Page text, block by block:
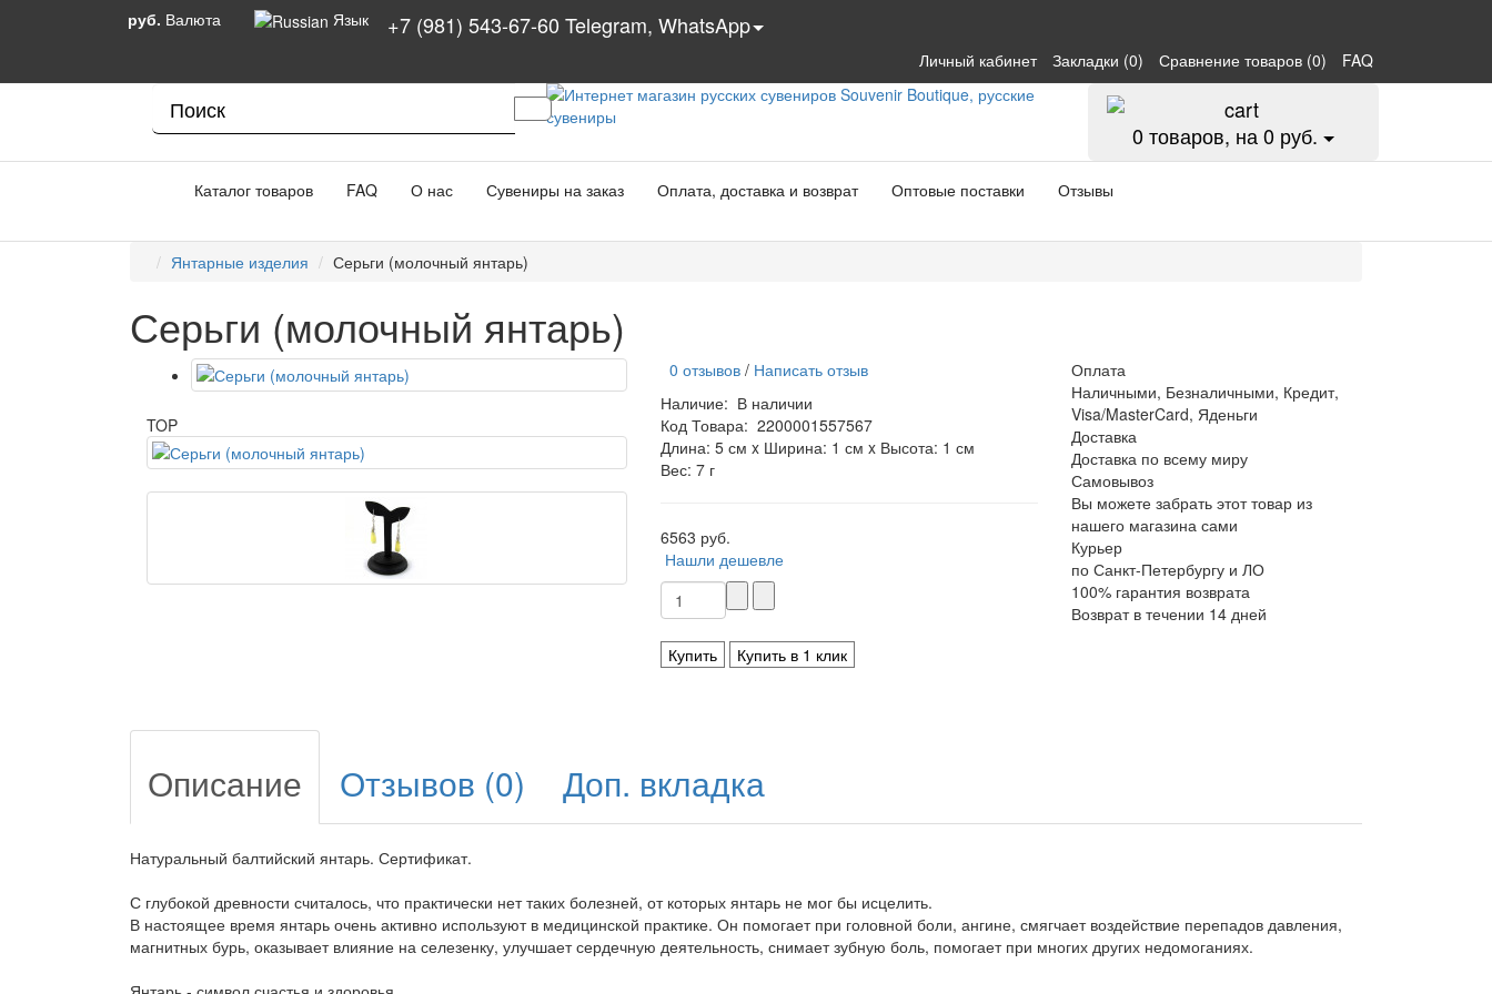
руб. Валюта Язык +7 (981) 543-67-60 Telegram, WhatsApp
Личный кабинет Закладки (0) Сравнение товаров (0) FAQ
0товаров, на 0 руб.
Каталог товаров FAQ О нас Сувениры на заказ Оплата, доставка и возврат Оптовые поставки Отзывы
Янтарные изделия Серьги (молочный янтарь)
Серьги (молочный янтарь)
TOP
0 отзывов / Написать отзыв
Наличие: В наличии
Код Товара: 2200001557567
Длина: 5 см x Ширина: 1 см x Высота: 1 см
Вес: 7 г
6563 руб.
Нашли дешевле
Купить Купить в 1 клик
Оплата
Наличными, Безналичными, Кредит,
Visa/MasterCard, Яденьги
Доставка
Доставка по всему миру
Самовывоз
Вы можете забрать этот товар из
нашего магазина сами
Курьер
по Санкт-Петербургу и ЛО
100% гарантия возврата
Возврат в течении 14 дней
Описание Отзывов (0) Доп. вкладка
Натуральный балтийский янтарь. Сертификат.
С глубокой древности считалось, что практически нет таких болезней, от которых янтарь не мог бы исцелить.
В настоящее время янтарь очень активно используют в медицинской практике. Он помогает при головной боли, ангине, смягчает воздействие перепадов давления,
магнитных бурь, оказывает влияние на селезенку, улучшает сердечную деятельность, снимает зубную боль, помогает при многих других недомоганиях.